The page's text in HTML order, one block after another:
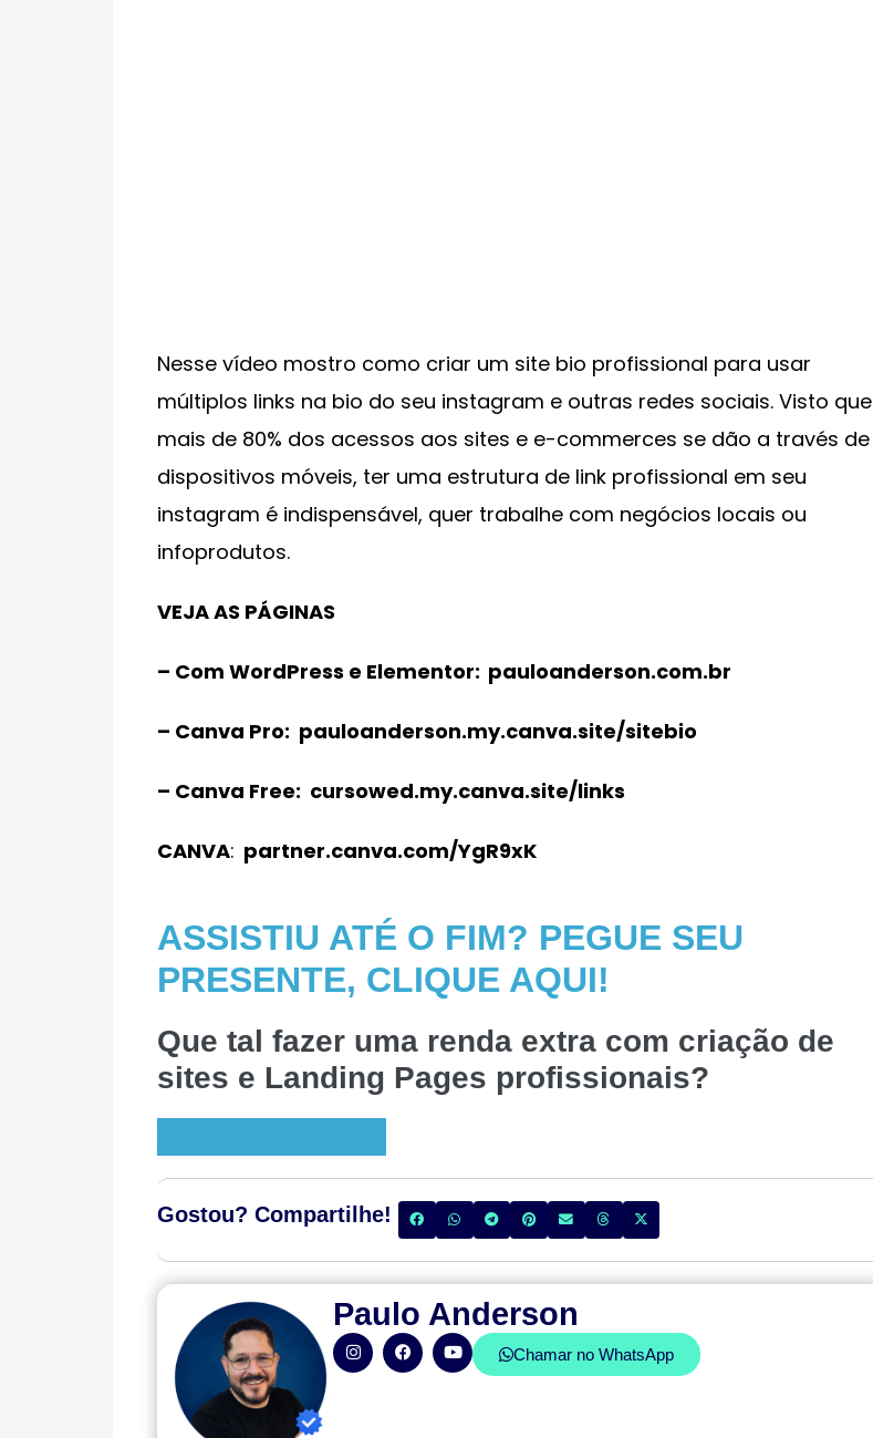
Nesse vídeo mostro como criar um site bio profissional para usar
múltiplos links na bio do seu instagram e outras redes sociais. Visto que
mais de 80% dos acessos aos sites e e-commerces se dão a través de
dispositivos móveis, ter uma estrutura de link profissional em seu
instagram é indispensável, quer trabalhe com negócios locais ou
infoprodutos.
VEJA AS PÁGINAS
– Com WordPress e Elementor: pauloanderson.com.br
– Canva Pro: pauloanderson.my.canva.site/sitebio
– Canva Free: cursowed.my.canva.site/links
CANVA: partner.canva.com/YgR9xK
ASSISTIU ATÉ O FIM? PEGUE SEU
PRESENTE, CLIQUE AQUI!
Que tal fazer uma renda extra com criação de
sites e Landing Pages profissionais?
Gostou? Compartilhe!
Paulo Anderson
Chamar no WhatsApp